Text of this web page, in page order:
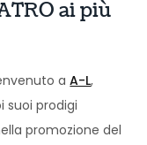
ai più
aA-L,
suoi prodigi
promozione del